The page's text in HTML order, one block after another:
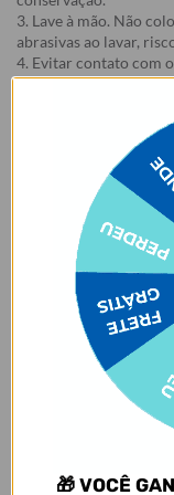
3. Lave à mão. Não
abrasivas ao lavar,
4. Evitar contato com
arranhar a estampa.
5. Evitar contato com
6. Certifique-se de
posicionada antes de
7. Evitar o
Garantia:
Arrependimento
- Os nossos produtos
customizados com
de acordo com a
- Isso significa que a
pedido, e o item é
mesmo
- Por isso, é super
detalhes antes de
🎁 VOCÊ